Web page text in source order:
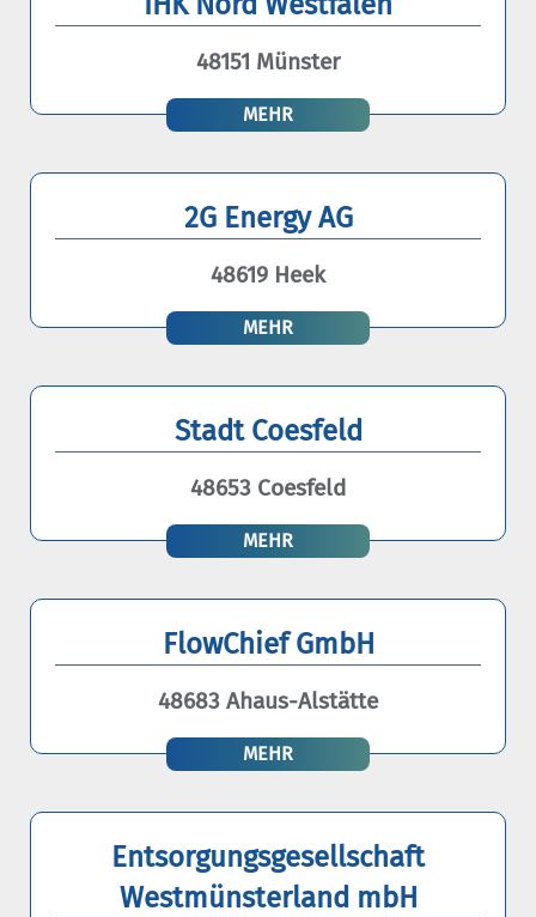
48151 Münster
MEHR
2G Energy AG
48619 Heek
MEHR
Stadt Coesfeld
48653 Coesfeld
MEHR
FlowChief GmbH
48683 Ahaus-Alstätte
MEHR
Entsorgungsgesellschaft
Westmünsterland mbH